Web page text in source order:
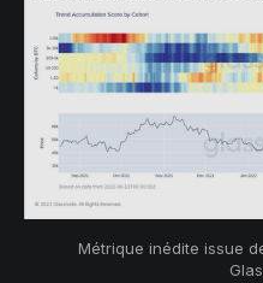
Métrique inédite issue